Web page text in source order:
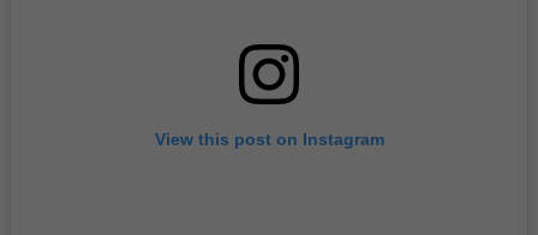
View this post on Instagram